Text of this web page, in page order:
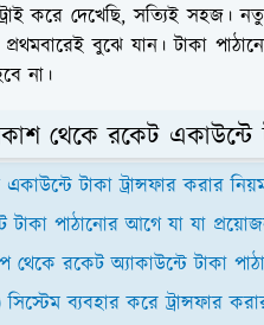
করে দেখেছি, সত্যিই সহজ।
প্রথমবারেই বুঝে যান। টাকা
না।
থেকে রকেট একাউন্টে
টাকা ট্রান্সফার করার
টাকা পাঠানোর আগে যা যা
থেকে রকেট অ্যাকাউন্টে টাকা
ব্যবহার করে ট্রান্সফার